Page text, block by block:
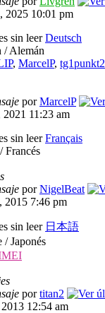
2025 10:01 pm
Deutsch
/ Alemán
, MarcelP, tg1punkt2
porMarcelP
2021 11:23 am
Français
Francés
porNigelBeat
2015 7:46 pm
日本語
/ Japonés
portitan2
12:54 am